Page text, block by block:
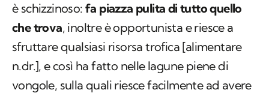
è schizzinoso:fa piazza pulita di tutto quello
che trova, inoltre è opportunista e riesce a
sfruttare qualsiasi risorsa trofica [alimentare
n.dr.], e così ha fatto nelle lagune piene di
vongole, sulla quali riesce facilmente ad avere